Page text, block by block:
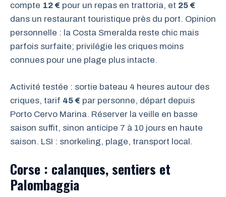
compte 12 € pour un repas en trattoria, et 25 €
dans un restaurant touristique près du port. Opinion
personnelle : la Costa Smeralda reste chic mais
parfois surfaite; privilégie les criques moins
connues pour une plage plus intacte.
Activité testée : sortie bateau 4 heures autour des
criques, tarif 45 € par personne, départ depuis
Porto Cervo Marina. Réserver la veille en basse
saison suffit, sinon anticipe 7 à 10 jours en haute
saison. LSI : snorkeling, plage, transport local.
Corse : calanques, sentiers et
Palombaggia